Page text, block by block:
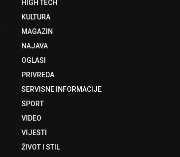
HIGH TECH
KULTURA
MAGAZIN
NAJAVA
OGLASI
PRIVREDA
SERVISNE INFORMACIJE
SPORT
VIDEO
VIJESTI
ŽIVOT I STIL